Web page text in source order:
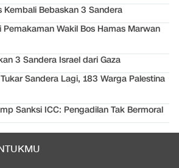
Kembali Bebaskan 3 Sandera
Pemakaman Wakil Bos Hamas Marwan
3 Sandera Israel dari Gaza
Sandera Lagi, 183 Warga Palestina
Sanksi ICC: Pengadilan Tak Bermoral